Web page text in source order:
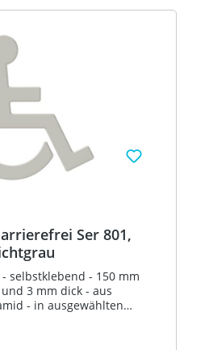
Ser 801,
selbstklebend - 150 mm
3 mm dick - aus
- in ausgewählten